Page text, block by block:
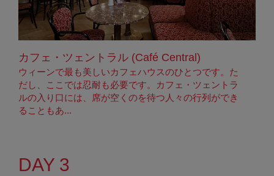
カフェ・ツェントラル (Café Central)
ウィーンで最も美しいカフェハウスのひとつです。た
だし、ここでは忍耐も必要です。カフェ・ツェントラ
ルの入り口には、席が空くのを待つ人々の行列ができ
ることもあ...
DAY 3